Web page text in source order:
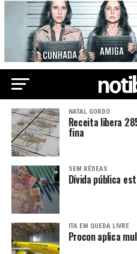
NATAL GORDO
Receita libera
fina
SEM RÉDEAS
Dívida pública
ITA EM QUEDA LIVRE
Procon aplica